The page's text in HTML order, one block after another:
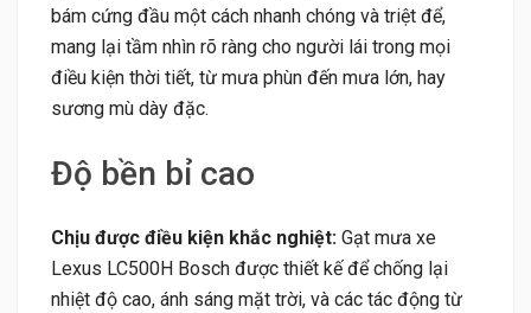
bám cứng đầu một cách nhanh chóng và triệt để,
mang lại tầm nhìn rõ ràng cho người lái trong mọi
điều kiện thời tiết, từ mưa phùn đến mưa lớn, hay
sương mù dày đặc.
Độ bền bỉ cao
Chịu được điều kiện khắc nghiệt: Gạt mưa xe
Lexus LC500H Bosch được thiết kế để chống lại
nhiệt độ cao, ánh sáng mặt trời, và các tác động từ